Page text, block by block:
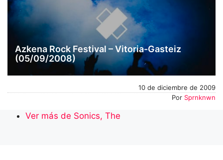
Azkena Rock Festival – Vitoria-Gasteiz
(05/09/2008)
10 de diciembre de 2009
Por Sprnknwn
Ver más de Sonics, The